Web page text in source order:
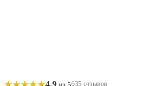
4,9 из 5635 отзывов